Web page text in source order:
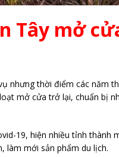
Tây mở
nhưng thời điểm các năm
mở cửa trở lại, chuẩn bị
19, hiện nhiều tỉnh thành
làm mới sản phẩm du lịch.